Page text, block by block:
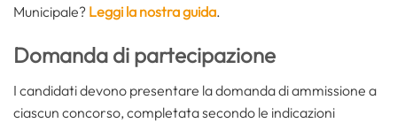
Municipale? Leggi la nostra guida.
Domanda di partecipazione
I candidati devono presentare la domanda di ammissione a
ciascun concorso, completata secondo le indicazioni